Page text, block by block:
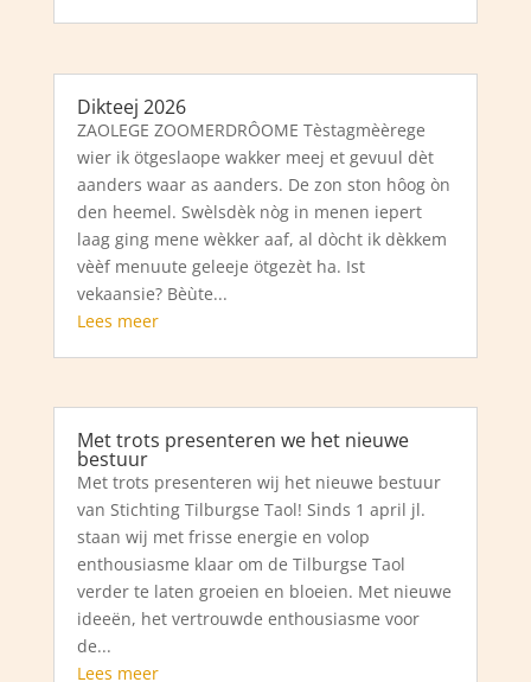
Dikteej 2026
ZAOLEGE ZOOMERDRÔOME Tèstagmèèrege
wier ik ötgeslaope wakker meej et gevuul dèt
aanders waar as aanders. De zon ston hôog òn
den heemel. Swèlsdèk nòg in menen iepert
laag ging mene wèkker aaf, al dòcht ik dèkkem
vèèf menuute geleeje ötgezèt ha. Ist
vekaansie? Bèùte...
Lees meer
Met trots presenteren we het nieuwe
bestuur
Met trots presenteren wij het nieuwe bestuur
van Stichting Tilburgse Taol! Sinds 1 april jl.
staan wij met frisse energie en volop
enthousiasme klaar om de Tilburgse Taol
verder te laten groeien en bloeien. Met nieuwe
ideeën, het vertrouwde enthousiasme voor
de...
Lees meer